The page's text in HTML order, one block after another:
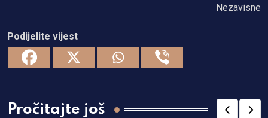
Nezavisne
Podijelite vijest
Pročitajte još